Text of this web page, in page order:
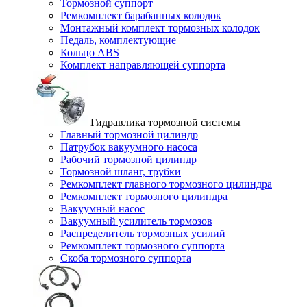
Тормозной суппорт
Ремкомплект барабанных колодок
Монтажный комплект тормозных колодок
Педаль, комплектующие
Кольцо ABS
Комплект направляющей суппорта
Гидравлика тормозной системы
Главный тормозной цилиндр
Патрубок вакуумного насоса
Рабочий тормозной цилиндр
Тормозной шланг, трубки
Ремкомплект главного тормозного цилиндра
Ремкомплект тормозного цилиндра
Вакуумный насос
Вакуумный усилитель тормозов
Распределитель тормозных усилий
Ремкомплект тормозного суппорта
Скоба тормозного суппорта